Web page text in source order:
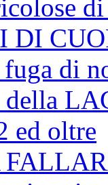
DI
di
ed oltre